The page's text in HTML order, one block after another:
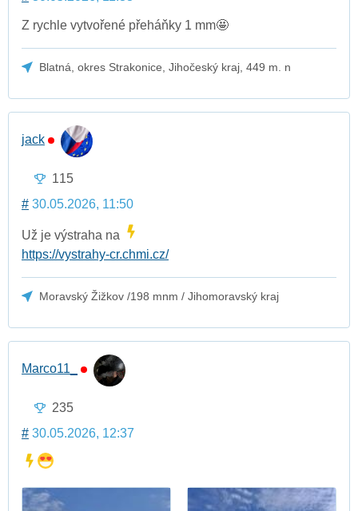
Z rychle vytvořené přeháňky 1 mm🤩
Blatná, okres Strakonice, Jihočeský kraj, 449 m. n
jack
115
# 30.05.2026, 11:50
Už je výstraha na
https://vystrahy-cr.chmi.cz/
Moravský Žižkov /198 mnm / Jihomoravský kraj
Marco11_
235
# 30.05.2026, 12:37